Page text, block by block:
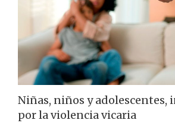
Niñas, niños y adolescentes,
por la violencia vicaria